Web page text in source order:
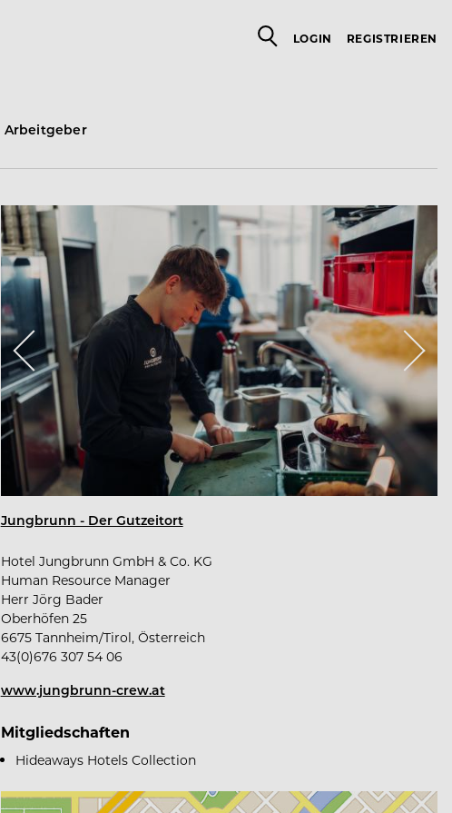
LOGIN REGISTRIEREN
Arbeitgeber
Jungbrunn - Der Gutzeitort
Hotel Jungbrunn GmbH & Co. KG
Human Resource Manager
Herr Jörg Bader
Oberhöfen 25
6675 Tannheim/Tirol, Österreich
43(0)676 307 54 06
www.jungbrunn-crew.at
Mitgliedschaften
Hideaways Hotels Collection